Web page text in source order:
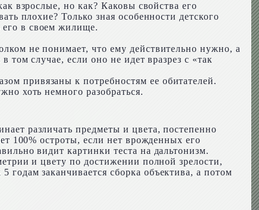
взрослые, но как? Каковы свойства его
плохие? Только зная особенности детского
его в своем жилище.
не понимает, что ему действительно нужно, а
случае, если оно не идет вразрез с «так
привязаны к потребностям ее обитателей.
хоть немного разобраться.
различать предметы и цвета, постепенно
100% остроты, если нет врожденных его
видит картинки теста на дальтонизм.
и цвету по достижении полной зрелости,
заканчивается сборка объектива, а потом